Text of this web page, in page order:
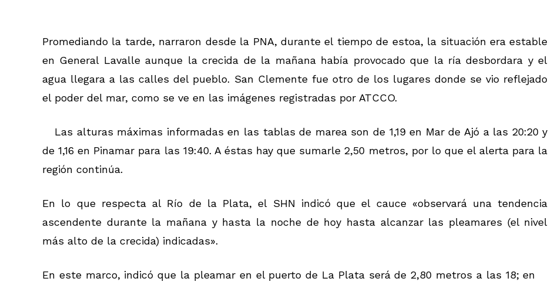
Promediando la tarde, narraron desde la PNA, durante el tiempo de estoa, la situación era estable
en General Lavalle aunque la crecida de la mañana había provocado que la ría desbordara y el
agua llegara a las calles del pueblo. San Clemente fue otro de los lugares donde se vio reflejado
el poder del mar, como se ve en las imágenes registradas por ATCCO.
Las alturas máximas informadas en las tablas de marea son de 1,19 en Mar de Ajó a las 20:20 y
de 1,16 en Pinamar para las 19:40. A éstas hay que sumarle 2,50 metros, por lo que el alerta para la
región continúa.
En lo que respecta al Río de la Plata, el SHN indicó que el cauce «observará una tendencia
ascendente durante la mañana y hasta la noche de hoy hasta alcanzar las pleamares (el nivel
más alto de la crecida) indicadas».
En este marco, indicó que la pleamar en el puerto de La Plata será de 2,80 metros a las 18; en